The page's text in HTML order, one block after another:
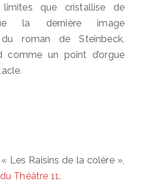
limites que cristallise de
la dernière image
du roman de Steinbeck,
comme un point d’orgue
Les Raisins de la colère »,
Théâtre 11.